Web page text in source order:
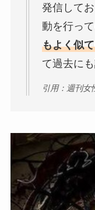
発信して
動を行っ
もよく似
て過去に
引用：週刊女